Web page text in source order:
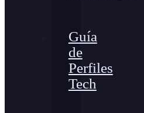
Guía
de
Perfiles
Tech